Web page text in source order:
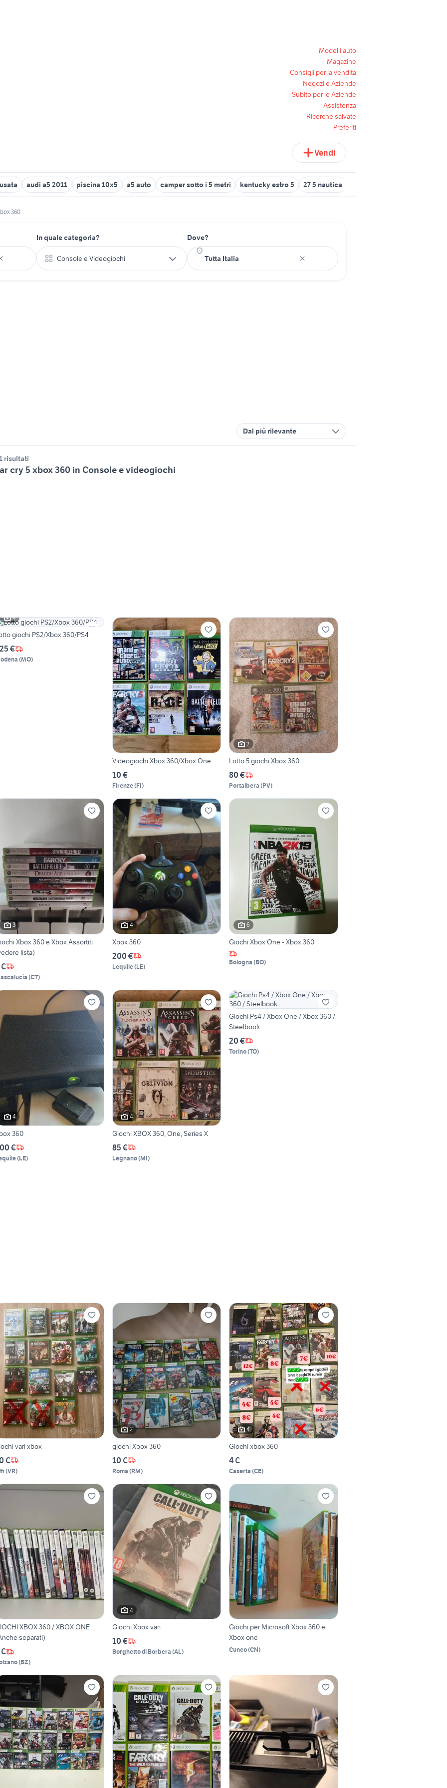
Modelli auto
Magazine
Consigli per la vendita
Negozi e Aziende
Subito per le Aziende
Assistenza
Ricerche salvate
Preferiti
Vendi
audi a5 2011 piscina 10x5 a5 auto camper sotto i 5 metri kentucky estro 5 27 5 nautica
360
In quale categoria?
Console e Videogiochi
Dove?
Dal più rilevante
risultati
cry 5 xbox 360 in Console e videogiochi
4
giochi PS2/Xbox 360/PS4
€
(MO)
Videogiochi Xbox 360/Xbox One
10 €
Firenze(FI)
2
Lotto 5 giochi Xbox 360
80 €
Portalbera (PV)
3
Xbox 360 e Xbox Assortiti
lista)
(CT)
4
Xbox 360
200 €
Lequile(LE)
6
Giochi Xbox One - Xbox 360
Bologna (BO)
4
360
€
(LE)
4
Giochi XBOX 360, One, Series X
85 €
Legnano(MI)
Giochi Ps4 / Xbox One / Xbox 360 /
Steelbook
20 €
Torino(TO)
vari xbox
€
(VR)
2
giochi Xbox 360
10 €
Roma (RM)
4
Giochi xbox 360
4 €
Caserta (CE)
XBOX 360 / XBOX ONE
separati)
(BZ)
4
Giochi Xbox vari
10 €
Borghetto di Borbera (AL)
Giochi per Microsoft Xbox 360 e
Xbox one
Cuneo(CN)